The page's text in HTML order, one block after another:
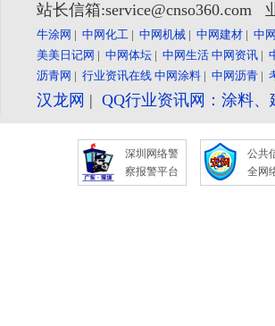
站长信箱:service@cnso360.com
牛涂网 | 中网化工 | 中网机械 | 中网建材 | 中
美美日记网 | 中网体坛 | 中网生活 中网资讯 |
沥青网 | 行业资讯在线 中网涂料 | 中网沥青 |
汉龙网 | QQ行业资讯网：涂料
深圳网络警
察报警平台
公共
全网